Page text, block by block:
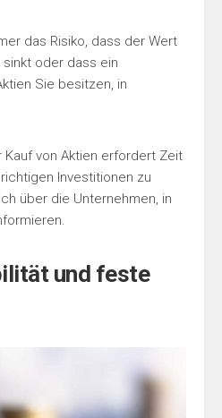
das Risiko, dass der Wert
oder dass ein
Sie besitzen, in
Kauf von Aktien erfordert Zeit
Investitionen zu
über die Unternehmen, in
und feste